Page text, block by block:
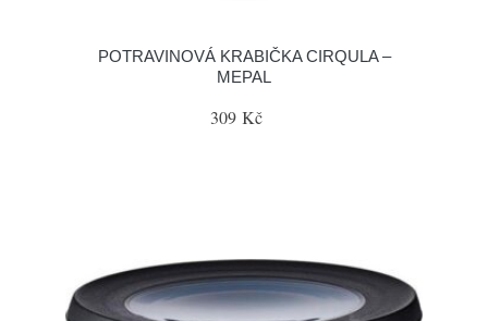
POTRAVINOVÁ KRABIČKA CIRQULA –
MEPAL
309 Kč